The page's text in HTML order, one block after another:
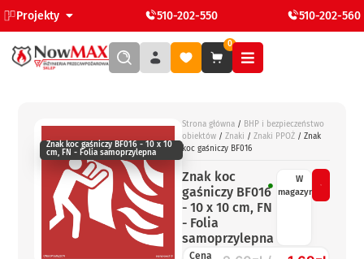
Projekty 510-202-550 510-202-560
0
Znak koc gaśniczy BF016 - 10 x 10
cm, FN - Folia samoprzylepna
Strona główna / BHP i bezpieczeństwo
obiektów / Znaki / Znaki PPOŻ / Znak
koc gaśniczy BF016
Znak koc
gaśniczy BF016
- 10 x 10 cm, FN
- Folia
samoprzylepna
W
magazynie
Cena